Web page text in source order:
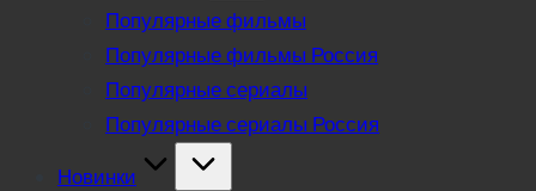
Популярные фильмы
Популярные фильмы Россия
Популярные сериалы
Популярные сериалы Россия
Новинки